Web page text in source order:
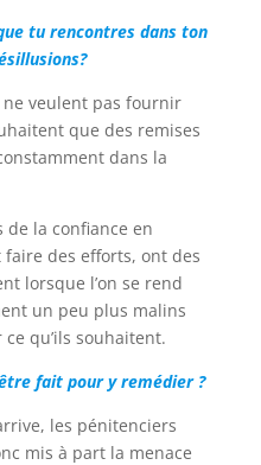
tu rencontres dans ton
ne veulent pas fournir
que des remises
dans la
de la confiance en
des efforts, ont des
lorsque l’on se rend
un peu plus malins
qu’ils souhaitent.
fait pour y remédier ?
les pénitenciers
mis à part la menace